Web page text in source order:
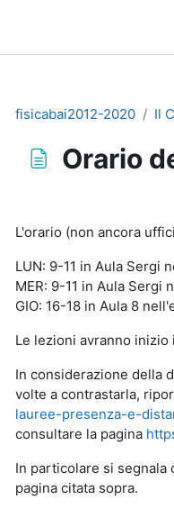
fisicabai2012-2020
Il
Orario
L'orario (non ancora
LUN: 9-11 in Aula Sergi
MER: 9-11 in Aula
GIO: 16-18 in Aula 8
Le lezioni avranno inizio
In considerazione della
volte a contrastarla,
lauree-presenza-e-
consultare la pagina
In particolare si
pagina citata sopra.